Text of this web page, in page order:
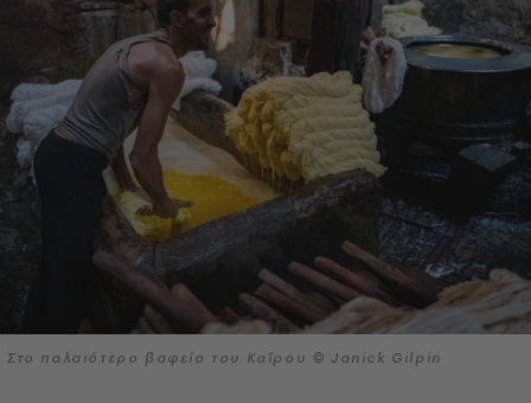
Στο παλαιότερο βαφείο του Καΐρου © Janick Gilpin